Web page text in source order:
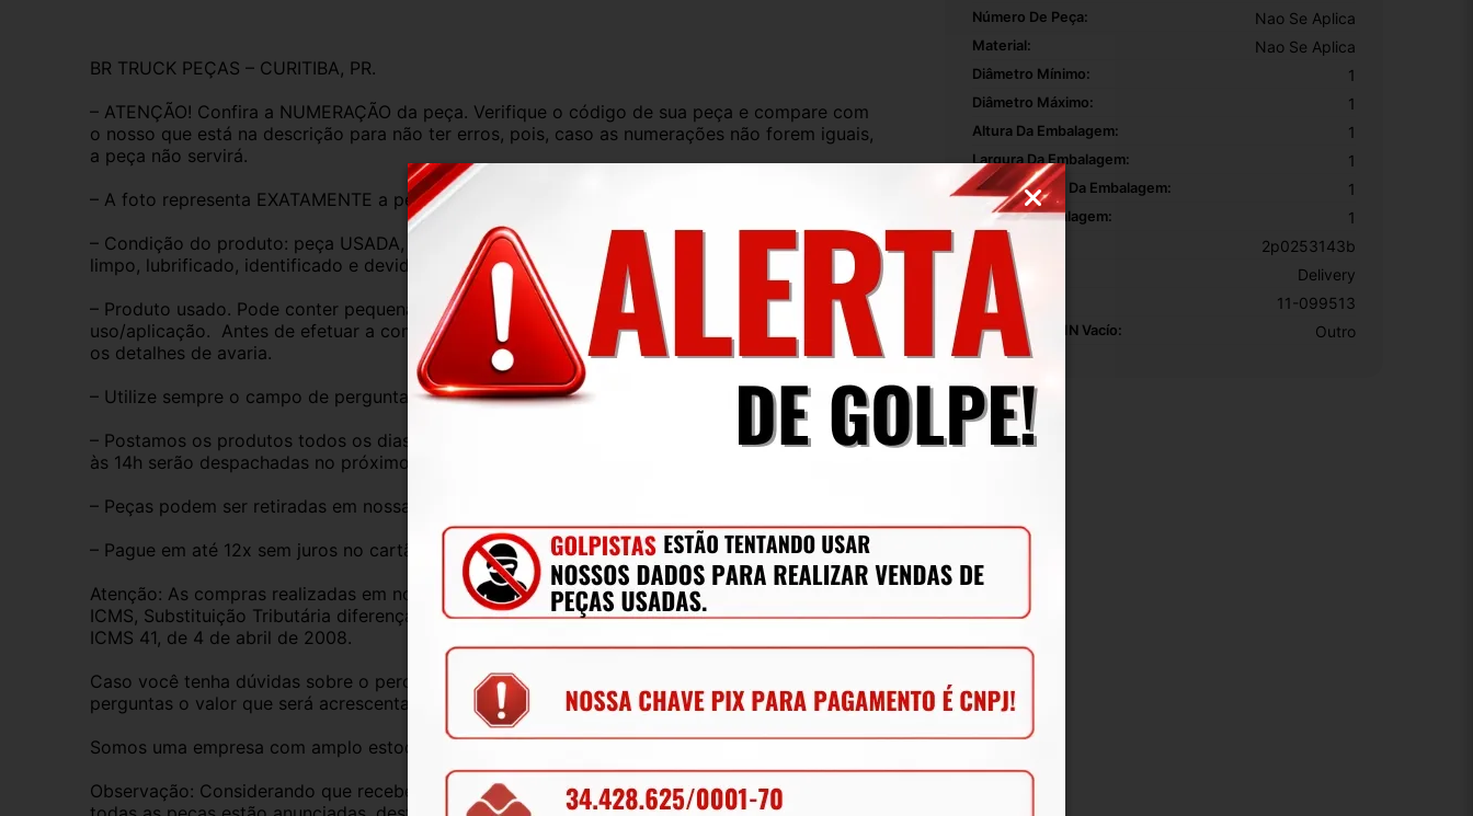
BR TRUCK PEÇAS – CURITIBA, PR.
– ATENÇÃO! Confira a NUMERAÇÃO da peça. Verifique o código de sua peça e compare com
o nosso que está na descrição para não ter erros, pois, caso as numerações não forem iguais,
a peça não servirá.
– A foto representa EXATAMENTE a peça anunciada.
– Condição do produto: peça USADA, ORIGINAL, exatamente conforme a foto. O produto está
limpo, lubrificado, identificado e devidamente protegido e embalado.
– Produto usado. Pode conter pequenas marcas de uso, mas que não interferem no
uso/aplicação.  Antes de efetuar a compra, analise todas as fotos, pois nelas aparecem todos
os detalhes de avaria.
– Utilize sempre o campo de perguntas para tirar todas as dúvidas possíveis.
– Postamos os produtos todos os dias de segunda a sexta-feira até às 13:30h. Compras após
às 14h serão despachadas no próximo dia útil.
– Peças podem ser retiradas em nossa loja física Curitiba ou despachadas para todo Brasil.
– Pague em até 12x sem juros no cartão de crédito.
Atenção: As compras realizadas em nome de Pessoa Jurídica estão sujeitas à cobrança de
ICMS, Substituição Tributária diferença de ICMS de estado pra estado conforme Protocolo
ICMS 41, de 4 de abril de 2008.
Caso você tenha dúvidas sobre o percentual a ser aplicado, nos consulte através do campo
perguntas o valor que será acrescentado.
Somos uma empresa com amplo estoque de peças mecânica, lataria, acessórios, entre outros.
Observação: Considerando que recebemos veículos para retirada de peças diariamente, nem
Número De Peça: Nao Se Aplica
Material: Nao Se Aplica
Diâmetro Mínimo: 1
Diâmetro Máximo: 1
Altura Da Embalagem: 1
Largura Da Embalagem: 1
Comprimento Da Embalagem: 1
Peso Da Embalagem: 1
OEM: 2p0253143b
Modelo: Delivery
SKU: 11-099513
Motivo De GTIN Vacío: Outro